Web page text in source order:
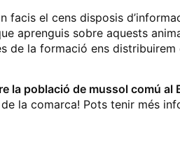
facis el cens disposis
aprenguis sobre aquests
de la formació ens
la població de mussol comú al
la comarca! Pots tenir més